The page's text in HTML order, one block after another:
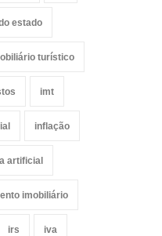
estado
turístico
imt
inflação
artificial
imobiliário
irs iva